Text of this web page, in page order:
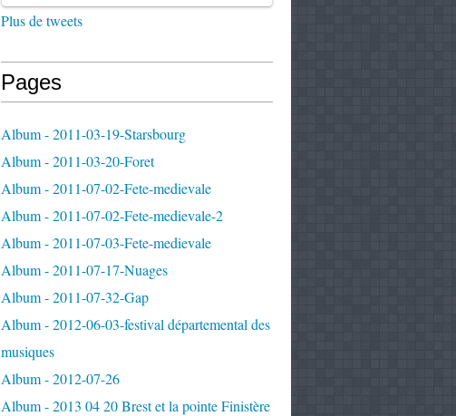
Plus de tweets
Pages
Album - 2011-03-19-Starsbourg
Album - 2011-03-20-Foret
Album - 2011-07-02-Fete-medievale
Album - 2011-07-02-Fete-medievale-2
Album - 2011-07-03-Fete-medievale
Album - 2011-07-17-Nuages
Album - 2011-07-32-Gap
Album - 2012-06-03-festival départemental des
musiques
Album - 2012-07-26
Album - 2013 04 20 Brest et la pointe Finistère